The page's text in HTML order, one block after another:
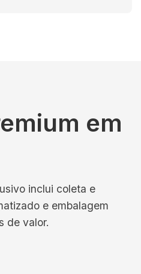
em
inclui coleta e
e embalagem
de valor.